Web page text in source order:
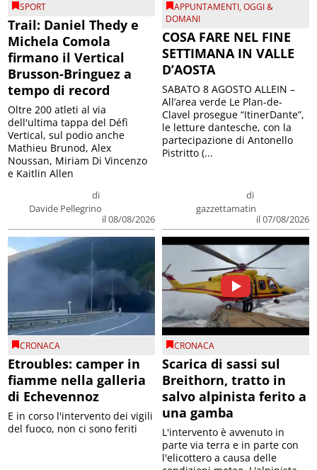
SPORT
Trail: Daniel Thedy e
Michela Comola
firmano il Vertical
Brusson-Bringuez a
tempo di record
di
Davide Pellegrino
il 08/08/2026
Oltre 200 atleti al via
dell'ultima tappa del Défì
Vertical, sul podio anche
Mathieu Brunod, Alex
Noussan, Miriam Di Vincenzo
e Kaitlin Allen
APPUNTAMENTI,OGGI &
DOMANI
COSA FARE NEL FINE
SETTIMANA IN VALLE
D’AOSTA
di
gazzettamatin
il 07/08/2026
SABATO 8 AGOSTO ALLEIN –
All’area verde Le Plan-de-
Clavel prosegue “ItinerDante”,
le letture dantesche, con la
partecipazione di Antonello
Pistritto (...
CRONACA
Etroubles: camper in
fiamme nella galleria
di Echevennoz
E in corso l'intervento dei vigili
del fuoco, non ci sono feriti
CRONACA
Scarica di sassi sul
Breithorn, tratto in
salvo alpinista ferito a
una gamba
L'intervento è avvenuto in
parte via terra e in parte con
l'elicottero a causa delle